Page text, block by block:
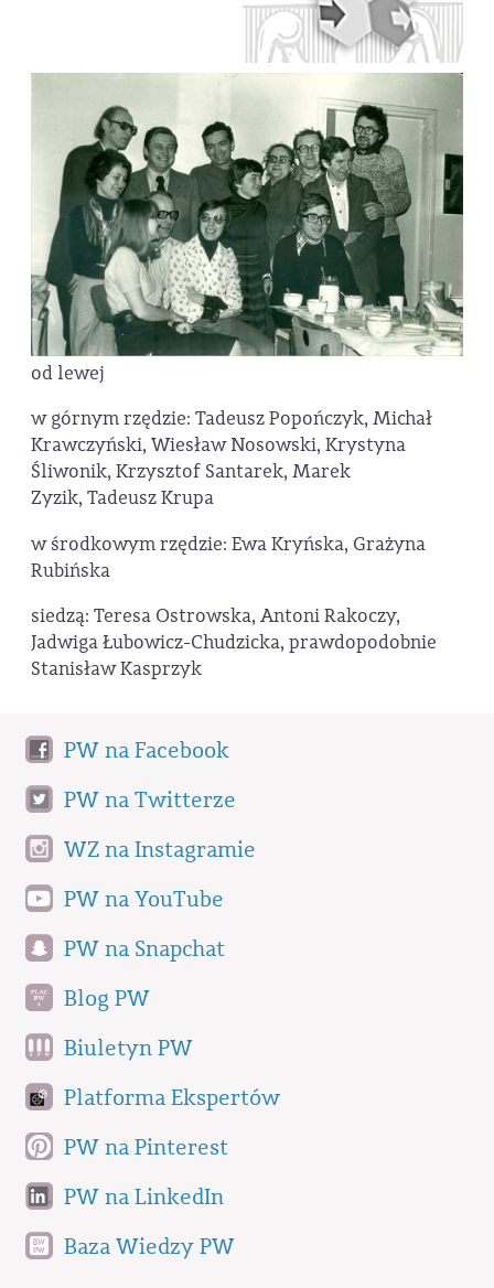
od lewej
w górnym rzędzie: Tadeusz Popończyk, Michał
Krawczyński, Wiesław Nosowski, Krystyna
Śliwonik, Krzysztof Santarek, Marek
Zyzik, Tadeusz Krupa
w środkowym rzędzie: Ewa Kryńska, Grażyna
Rubińska
siedzą: Teresa Ostrowska, Antoni Rakoczy,
Jadwiga Łubowicz-Chudzicka, prawdopodobnie
Stanisław Kasprzyk
PW na Facebook
PW na Twitterze
WZ na Instagramie
PW na YouTube
PW na Snapchat
Blog PW
Biuletyn PW
Platforma Ekspertów
PW na Pinterest
PW na LinkedIn
Baza Wiedzy PW